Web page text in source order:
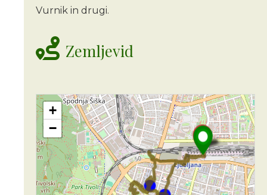
Vurnik in drugi.
Zemljevid
+
−